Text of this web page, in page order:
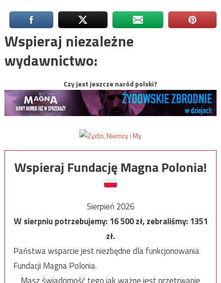
Wspieraj niezależne
wydawnictwo:
Czy jest jeszcze naród polski?
Wspieraj Fundację Magna Polonia!
Sierpień 2026
W sierpniu potrzebujemy:16 500zł, zebraliśmy:1351
zł.
Państwa wsparcie jest niezbędne dla funkcjonowania
Fundacji Magna Polonia.
Masz świadomość tego jak ważne jest przetrwanie